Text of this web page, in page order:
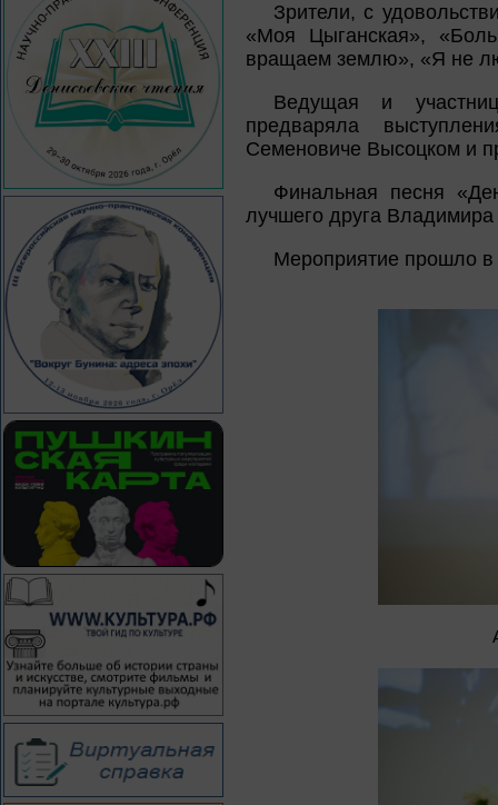
Зрители, с
«Моя Цыганская»,
вращаем землю», «Я не
Ведущая и
предваряла
Семеновиче Высоцком и
Финальная песня
лучшего друга
Мероприятие прошло